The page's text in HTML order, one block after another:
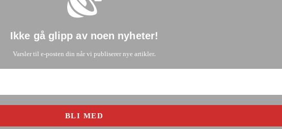
Ikke gå glipp av noen nyheter!
Varsler til e-posten din når vi publiserer nye artikler.